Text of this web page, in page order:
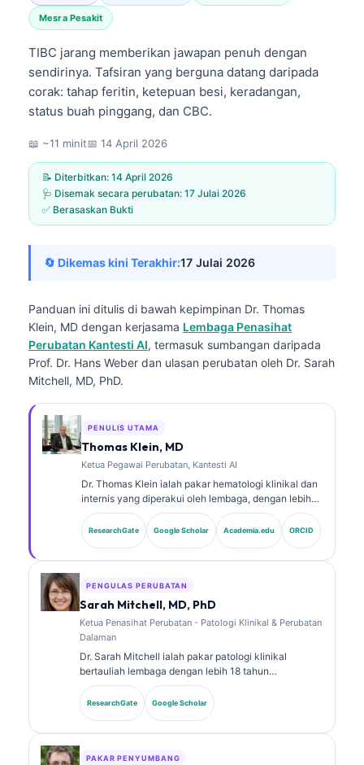
Mesra Pesakit
TIBC jarang memberikan jawapan penuh dengan
sendirinya. Tafsiran yang berguna datang daripada
corak: tahap feritin, ketepuan besi, keradangan,
status buah pinggang, dan CBC.
📖 ~11 minit📅 14 April 2026
📝 Diterbitkan: 14 April 2026
🩺 Disemak secara perubatan: 17 Julai 2026
✅ Berasaskan Bukti
🔄 Dikemas kini Terakhir:17 Julai 2026
Panduan ini ditulis di bawah kepimpinan Dr. Thomas
Klein, MD dengan kerjasama Lembaga Penasihat
Perubatan Kantesti AI, termasuk sumbangan daripada
Prof. Dr. Hans Weber dan ulasan perubatan oleh Dr. Sarah
Mitchell, MD, PhD.
PENULIS UTAMA
Thomas Klein, MD
Ketua Pegawai Perubatan, Kantesti AI
Dr. Thomas Klein ialah pakar hematologi klinikal dan
internis yang diperakui oleh lembaga, dengan lebih
15 tahun pengalaman dalam perubatan makmal dan
analisis klinikal berbantukan AI. Sebagai Ketua
Pegawai Perubatan di Kantesti AI, beliau
Klein telah menerbitkan secara meluas mengenai
tafsiran biomarker dan diagnostik makmal dalam
ResearchGate Google Scholar Academia.edu ORCID
PENGULAS PERUBATAN
Sarah Mitchell, MD, PhD
Ketua Penasihat Perubatan - Patologi Klinikal & Perubatan
Dalaman
Dr. Sarah Mitchell ialah pakar patologi klinikal
bertauliah lembaga dengan lebih 18 tahun
pengalaman dalam perubatan makmal dan analisis
diagnostik. Beliau memiliki pensijilan kepakaran
dalam kimia klinikal dan telah menerbitkan secara
ResearchGate Google Scholar
PAKAR PENYUMBANG